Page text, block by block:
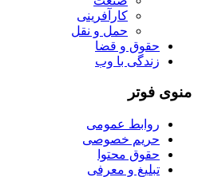
کارآفرینی
حمل و نقل
حقوق و قضا
زندگی با وب
منوی فوتر
روابط عمومی
حریم خصوصی
حقوق محتوا
تبلیغ و معرفی